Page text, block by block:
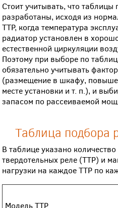
Стоит учитывать, что
разработаны, исходя из
ТТР, когда температура
радиатор установлен в
естественной циркуляции
Поэтому при выборе по
обязательно учитывать
(размещение в шкафу,
месте установки и т. п.), и
запасом по рассеиваемой
Таблица подбора
В таблице указано
твердотельных реле (ТТР) и
нагрузки на каждое ТТР по
Модель ТТР